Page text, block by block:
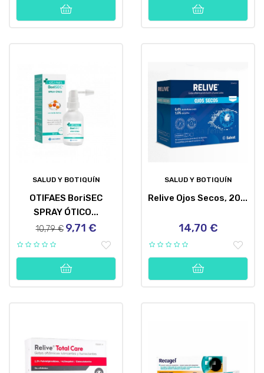
SALUD Y BOTIQUÍN
OTIFAES BoriSEC
SPRAY ÓTICO...
Precio
10,79 € Precio
9,71 €
SALUD Y BOTIQUÍN
Relive Ojos Secos, 20...
Precio
14,70 €